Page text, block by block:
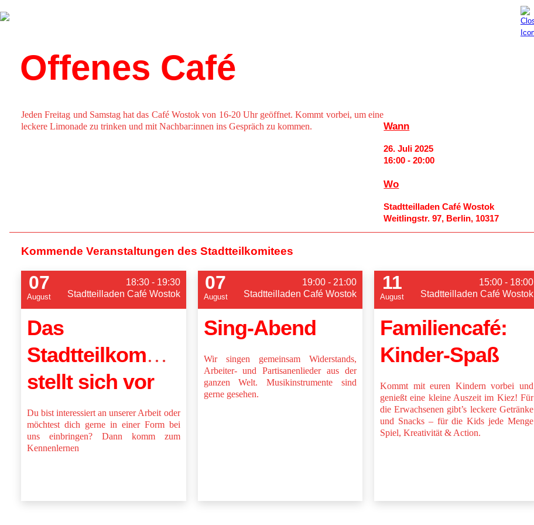
Offenes Café
Jeden Freitag und Samstag hat das Café Wostok von 16-20 Uhr geöffnet. Kommt vorbei, um eine
leckere Limonade zu trinken und mit Nachbar:innen ins Gespräch zu kommen.
Wann
26. Juli 2025
16:00 - 20:00
Wo
Stadtteilladen Café Wostok
Weitlingstr. 97, Berlin, 10317
Kommende Veranstaltungen des Stadtteilkomitees
07
August
18:30 - 19:30
Stadtteilladen Café Wostok
Das
Stadtteilkommittee
stellt sich vor
Du bist interessiert an unserer Arbeit oder
möchtest dich gerne in einer Form bei
uns einbringen? Dann komm zum
Kennenlernen
07
August
19:00 - 21:00
Stadtteilladen Café Wostok
Sing-Abend
Wir singen gemeinsam Widerstands,
Arbeiter- und Partisanenlieder aus der
ganzen Welt. Musikinstrumente sind
gerne gesehen.
11
August
15:00 - 18:00
Stadtteilladen Café Wostok
Familiencafé:
Kinder-Spaß
Kommt mit euren Kindern vorbei und
genießt eine kleine Auszeit im Kiez! Für
die Erwachsenen gibt’s leckere Getränke
und Snacks – für die Kids jede Menge
Spiel, Kreativität & Action.